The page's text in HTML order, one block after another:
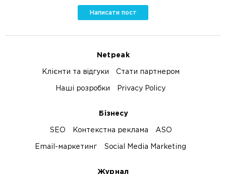
Написати пост
Netpeak
Клієнти та відгуки Стати партнером
Наші розробки Privacy Policy
Бізнесу
SEO Контекстна реклама ASO
Email-маркетинг Social Media Marketing
Журнал